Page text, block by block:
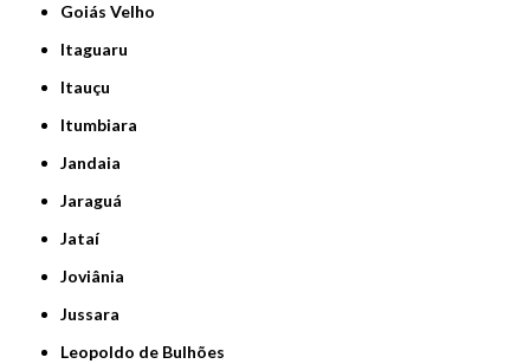
Goiás Velho
Itaguaru
Itauçu
Itumbiara
Jandaia
Jaraguá
Jataí
Joviânia
Jussara
Leopoldo de Bulhões